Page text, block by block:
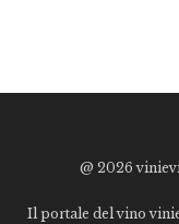
@ 2026
Il portale del vino